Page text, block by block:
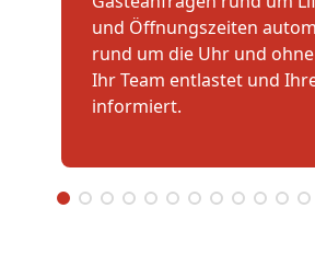
und Öffnungszeiten
rund um die Uhr und
Ihr Team entlastet und
informiert.